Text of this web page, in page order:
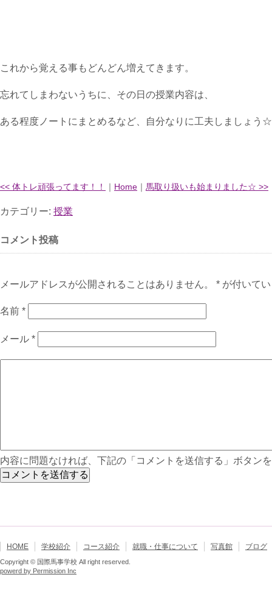
これから覚える事もどんどん増えてきます。
忘れてしまわないうちに、その日の授業内容は、
ある程度ノートにまとめるなど、自分なりに工夫しましょう☆
<< 体トレ頑張ってます！！ ｜ Home ｜ 馬取り扱いも始まりました☆ >>
カテゴリー: 授業
コメント投稿
メールアドレスが公開されることはありません。 * が付いて
名前 *
メール *
内容に問題なければ、下記の「コメントを送信する」ボタン
HOME 学校紹介 コース紹介 就職・仕事について 写真館 ブログ
Copyright © 国際馬事学校 All right reserved.
powerd by Permission Inc